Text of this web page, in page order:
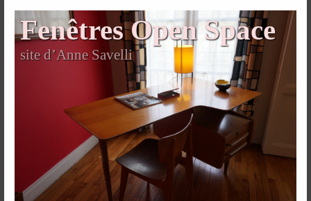
Fenêtres Open Space
site d’Anne Savelli